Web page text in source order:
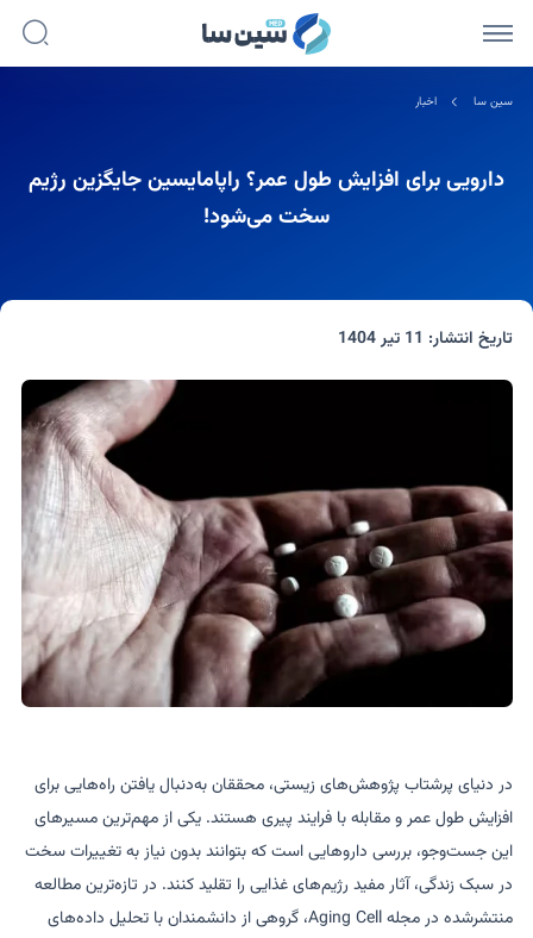
سین سا اخبار
دارویی برای افزایش طول عمر؟ راپامایسین جایگزین رژیم
سخت می‌شود!
تاریخ انتشار: 11 تیر 1404
در دنیای پرشتاب پژوهش‌های زیستی، محققان به‌دنبال یافتن راه‌هایی برای
افزایش طول عمر و مقابله با فرایند پیری هستند. یکی از مهم‌ترین مسیرهای
این جست‌وجو، بررسی داروهایی است که بتوانند بدون نیاز به تغییرات سخت
در سبک زندگی، آثار مفید رژیم‌های غذایی را تقلید کنند. در تازه‌ترین مطالعه
منتشرشده در مجله Aging Cell، گروهی از دانشمندان با تحلیل داده‌های